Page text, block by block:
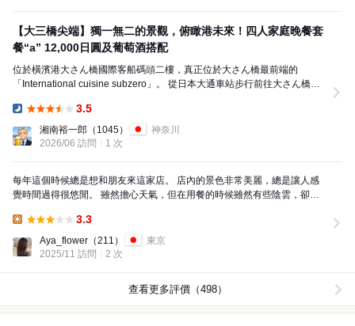
【大三橋尖端】獨一無二的景觀，俯瞰港未來！四人家庭晚餐套
餐“a” 12,000日圓及葡萄酒搭配
位於橫濱港大さん橋國際客船碼頭二樓，真正位於大さん橋最前端的
「International cuisine subzero」。 從日本大通車站步行前往大さん橋，
3.5
湘南裕一郎 （1045）
神奈川
2026/06 訪問
1 次
每年這個時候總是想和朋友來這家店。 店內的景色非常美麗，總是讓人感
覺時間過得很悠閒。 雖然擔心天氣，但在用餐的時候雖然有些陰雲，卻沒
3.3
Aya_flower （211）
東京
2025/11 訪問
2 次
查看更多評價（498）